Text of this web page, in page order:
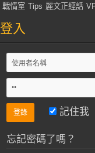
戰情室 Tips 麗文正經話
登入
記住我
忘記密碼了嗎？